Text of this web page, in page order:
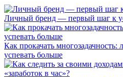
Личный бренд — первый шаг к
Как прокачать многозадачность:
успевать больше